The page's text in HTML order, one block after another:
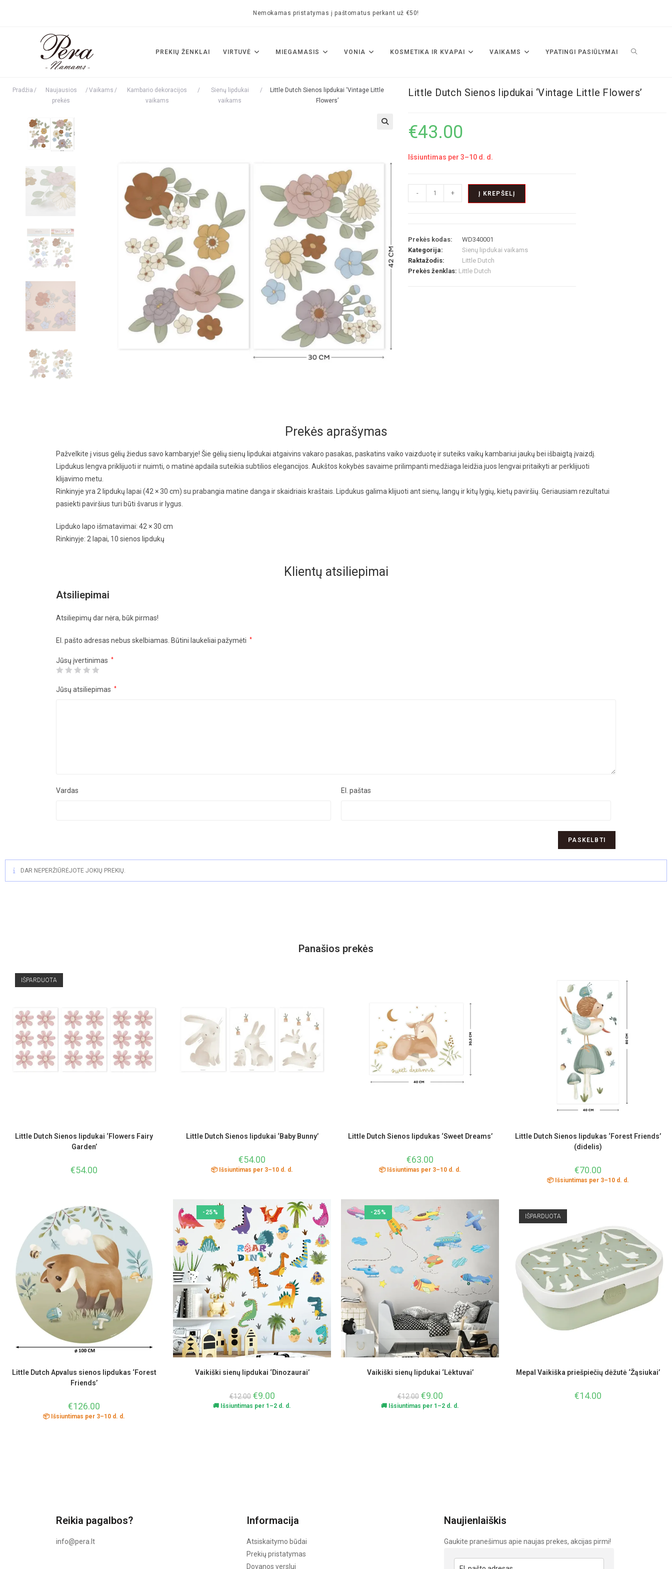
Nemokamas pristatymas į paštomatus perkant už €50!
PREKIŲ ŽENKLAI VIRTUVĖ MIEGAMASIS VONIA KOSMETIKA IR KVAPAI VAIKAMS YPATINGI PASIŪLYMAI
Pradžia /
Naujausios
prekės
/Vaikams /
Kambario dekoracijos
vaikams
/
Sienų lipdukai
vaikams
/
Little Dutch Sienos lipdukai ‘Vintage Little
Flowers’
Little Dutch Sienos lipdukai ‘Vintage Little Flowers’
€43.00
Išsiuntimas per 3–10 d. d.
- + Į KREPŠELĮ
Prekės kodas:
WD340001
Kategorija:
Sienų lipdukai vaikams
Raktažodis:
Little Dutch
Prekės ženklas: Little Dutch
Prekės aprašymas
Pažvelkite į visus gėlių žiedus savo kambaryje! Šie gėlių sienų lipdukai atgaivins vakaro pasakas, paskatins vaiko vaizduotę ir suteiks vaikų kambariui jaukų bei išbaigtą įvaizdį.
Lipdukus lengva priklijuoti ir nuimti, o matinė apdaila suteikia subtilios elegancijos. Aukštos kokybės savaime prilimpanti medžiaga leidžia juos lengvai pritaikyti ar perklijuoti
klijavimo metu.
Rinkinyje yra 2 lipdukų lapai (42 × 30 cm) su prabangia matine danga ir skaidriais kraštais. Lipdukus galima klijuoti ant sienų, langų ir kitų lygių, kietų paviršių. Geriausiam rezultatui
pasiekti paviršius turi būti švarus ir lygus.
Lipduko lapo išmatavimai: 42 × 30 cm
Rinkinyje: 2 lapai, 10 sienos lipdukų
Klientų atsiliepimai
Atsiliepimai
Atsiliepimų dar nėra, būk pirmas!
El. pašto adresas nebus skelbiamas. Būtini laukeliai pažymėti *
Jūsų įvertinimas *
Jūsų atsiliepimas *
Vardas El. paštas
DAR NEPERŽIŪRĖJOTE JOKIŲ PREKIŲ.
Panašios prekės
IŠPARDUOTA
Little Dutch Sienos lipdukai ‘Flowers Fairy
Garden’
€54.00
Little Dutch Sienos lipdukai ‘Baby Bunny’
€54.00
📦 Išsiuntimas per 3–10 d. d.
Little Dutch Sienos lipdukas ‘Sweet Dreams’
€63.00
📦 Išsiuntimas per 3–10 d. d.
Little Dutch Sienos lipdukas ‘Forest Friends’
(didelis)
€70.00
📦 Išsiuntimas per 3–10 d. d.
Little Dutch Apvalus sienos lipdukas ‘Forest
Friends’
€126.00
📦 Išsiuntimas per 3–10 d. d.
-25%
Vaikiški sienų lipdukai ‘Dinozaurai’
€12.00 €9.00
🚚 Išsiuntimas per 1–2 d. d.
-25%
Vaikiški sienų lipdukai ‘Lėktuvai’
€12.00 €9.00
🚚 Išsiuntimas per 1–2 d. d.
IŠPARDUOTA
Mepal Vaikiška priešpiečių dėžutė ‘Žąsiukai’
€14.00
Reikia pagalbos?
info@pera.lt
Informacija
Atsiskaitymo būdai
Prekių pristatymas
Dovanos verslui
Naujienlaiškis
Gaukite pranešimus apie naujas prekes, akcijas pirmi!